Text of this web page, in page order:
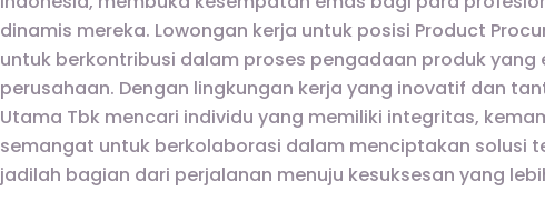
dinamis mereka. Lowongan kerja untuk posisi Product
untuk berkontribusi dalam proses pengadaan produk
perusahaan. Dengan lingkungan kerja yang inovatif dan
Utama Tbk mencari individu yang memiliki integritas,
semangat untuk berkolaborasi dalam menciptakan solusi
jadilah bagian dari perjalanan menuju kesuksesan yang